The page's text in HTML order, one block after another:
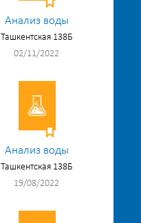
Анализ воды
Ташкентская 138Б
02/11/2022
Анализ воды
Ташкентская 138Б
19/08/2022